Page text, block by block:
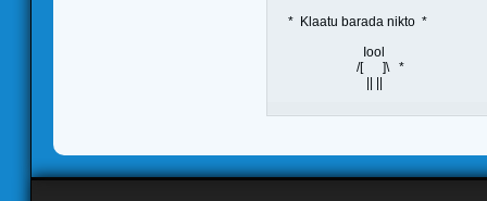
* Klaatu barada nikto *
Iool
/[ ]\ *
|| ||